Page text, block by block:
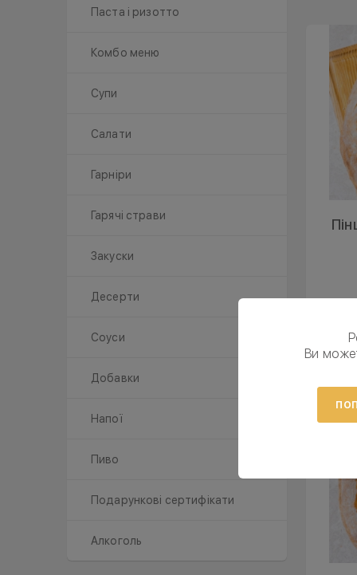
Паста і ризотто
Комбо меню
Супи
Салати
Гарніри
Гарячі страви
Закуски
Десерти
Соуси
Добавки
Напої
Пиво
Подарункові сертифікати
Алкоголь
Ви